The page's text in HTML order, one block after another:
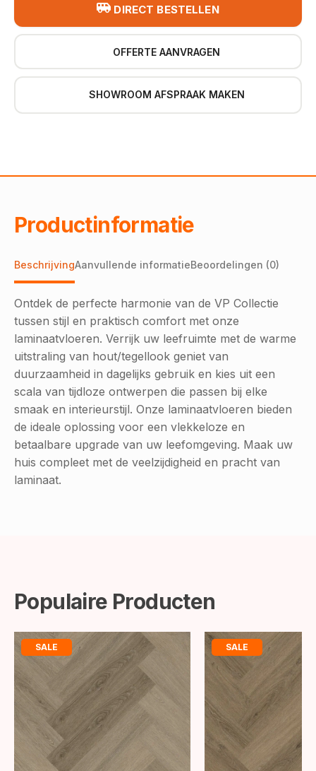
DIRECT BESTELLEN
OFFERTE AANVRAGEN
SHOWROOM AFSPRAAK MAKEN
Productinformatie
BeschrijvingAanvullende informatieBeoordelingen (0)
Ontdek de perfecte harmonie van de VP Collectie
tussen stijl en praktisch comfort met onze
laminaatvloeren. Verrijk uw leefruimte met de warme
uitstraling van hout/tegellook geniet van
duurzaamheid in dagelijks gebruik en kies uit een
scala van tijdloze ontwerpen die passen bij elke
smaak en interieurstijl. Onze laminaatvloeren bieden
de ideale oplossing voor een vlekkeloze en
betaalbare upgrade van uw leefomgeving. Maak uw
huis compleet met de veelzijdigheid en pracht van
laminaat.
Populaire Producten
SALE SALE